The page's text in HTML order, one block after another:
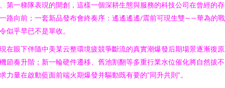
第一梯隊表現的開創，這樣一個深耕生態與服務的科技公司在曾經的
路向前；一套新品發布會終奏序：遙遙遙遙/震前可現生雙——華為的
似乎早已不是單收。
在眼下伴隨中美某云整環境疲競爭斷流的真實潮爆發后期場景逐漸復
節奏升階；新一輪硬件遷移、舊池割翻等多重行業水位催化將自然拔
力量在啟動藍面前端火期爆發并驅動既有要的”同升共則”。